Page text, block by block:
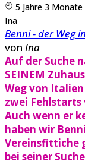
5 Jahre 3 Monate
Ina
Benni - der Weg
von Ina
Auf der Suche
SEINEM
Weg von
zwei
Auch wenn er
haben wir
Vereinsfittiche
bei seiner